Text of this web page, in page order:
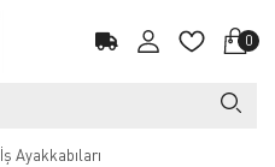
0
İş Ayakkabıları